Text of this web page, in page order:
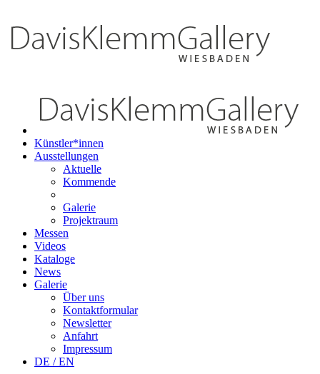
Künstler*innen
Ausstellungen
Aktuelle
Kommende
Galerie
Projektraum
Messen
Videos
Kataloge
News
Galerie
Über uns
Kontaktformular
Newsletter
Anfahrt
Impressum
DE / EN